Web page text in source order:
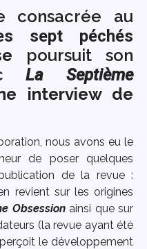
consacrée au
sept péchés
poursuit son
La Septième
interview de
nous avons eu le
de poser quelques
de la revue :
revient sur les origines
Obsessionainsi que sur
(la revue ayant été
le développement